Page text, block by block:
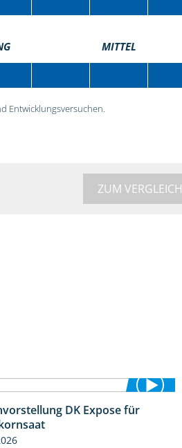
MITTEL
Entwicklungsversuchen.
ZUM VERGLEICH
DK Expose für